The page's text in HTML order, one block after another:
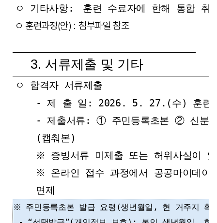
ㅇ 기타사항:
훈련 수료자에 한해 통합 취
ㅇ 훈련과정(안) : 첨부파일 참조
3. 서류제출 및 기타
ㅇ 합격자 서류제출
- 제 출 일: 2026. 5. 27.(수) 훈련
- 제출서류: ① 주민등록초본 ② 신분
(캡춰본)
※ 증빙서류 미제출 또는 허위사실이
※ 온라인 접수 과정에서 공공마이데
면제
※ 주민등록초본 발급 요령(생년월일, 현 거주지 확